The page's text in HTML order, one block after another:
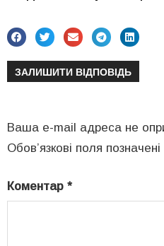
ЗАЛИШИТИ ВІДПОВІДЬ
Ваша e-mail адреса не
Обов’язкові поля позначені
Коментар *